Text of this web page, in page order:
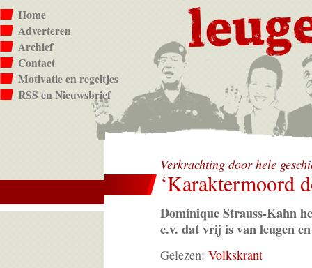
Home
Adverteren
Archief
Contact
Motivatie en regeltjes
RSS en Nieuwsbrief
Verkrachting door hele
‘Karaktermoord
Dominique Strauss-Kahn
c.v. dat vrij is van leugen
Gelezen: Volkskrant